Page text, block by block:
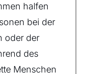
halfen
bei der
oder der
des
Menschen